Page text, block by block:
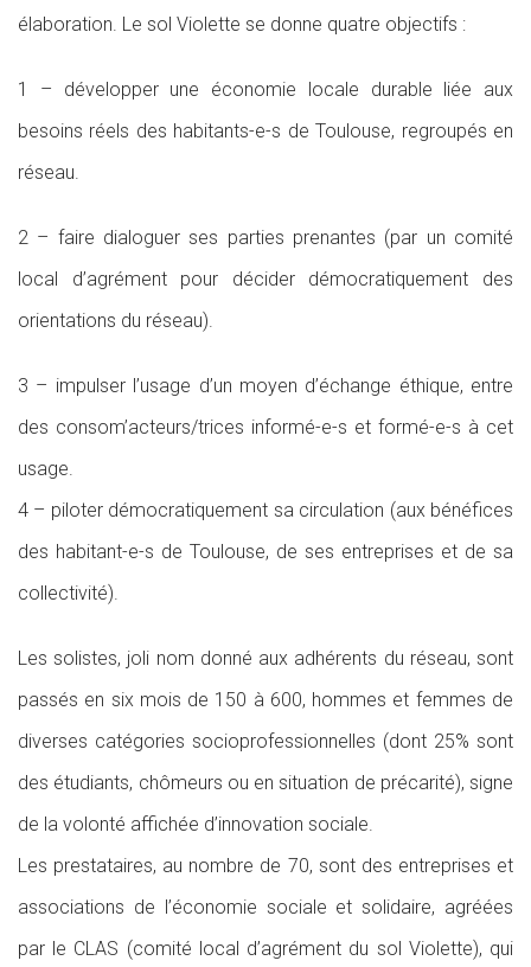
élaboration. Le sol Violette se donne quatre objectifs :
1 – développer une économie locale durable liée aux
besoins réels des habitants-e-s de Toulouse, regroupés en
réseau.
2 – faire dialoguer ses parties prenantes (par un comité
local d’agrément pour décider démocratiquement des
orientations du réseau).
3 – impulser l’usage d’un moyen d’échange éthique, entre
des consom’acteurs/trices informé-e-s et formé-e-s à cet
usage.
4 – piloter démocratiquement sa circulation (aux bénéfices
des habitant-e-s de Toulouse, de ses entreprises et de sa
collectivité).
Les solistes, joli nom donné aux adhérents du réseau, sont
passés en six mois de 150 à 600, hommes et femmes de
diverses catégories socioprofessionnelles (dont 25% sont
des étudiants, chômeurs ou en situation de précarité), signe
de la volonté affichée d’innovation sociale.
Les prestataires, au nombre de 70, sont des entreprises et
associations de l’économie sociale et solidaire, agréées
par le CLAS (comité local d’agrément du sol Violette), qui